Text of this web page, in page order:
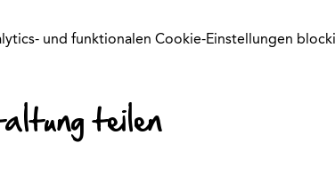
und funktionalen Cookie-Einstellungen
teilen